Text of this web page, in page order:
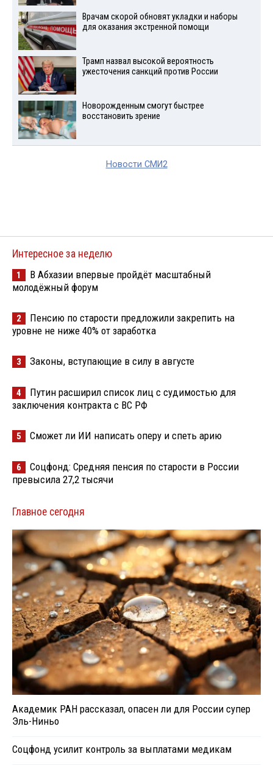
Врачам скорой обновят укладки и наборы
для оказания экстренной помощи
Трамп назвал высокой вероятность
ужесточения санкций против России
Новорожденным смогут быстрее
восстановить зрение
Новости СМИ2
Интересное за неделю
1
В Абхазии впервые пройдёт масштабный
молодёжный форум
2
Пенсию по старости предложили закрепить на
уровне не ниже 40% от заработка
3 Законы, вступающие в силу в августе
4
Путин расширил список лиц с судимостью для
заключения контракта с ВС РФ
5 Сможет ли ИИ написать оперу и спеть арию
6
Соцфонд: Средняя пенсия по старости в России
превысила 27,2 тысячи
Главное сегодня
Академик РАН рассказал, опасен ли для России супер
Эль-Ниньо
Соцфонд усилит контроль за выплатами медикам